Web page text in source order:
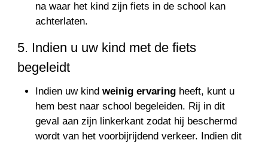
na waar het kind zijn fiets in de school kan
achterlaten.
5. Indien u uw kind met de fiets
begeleidt
Indien uw kind weinig ervaring heeft, kunt u
hem best naar school begeleiden. Rij in dit
geval aan zijn linkerkant zodat hij beschermd
wordt van het voorbijrijdend verkeer. Indien dit